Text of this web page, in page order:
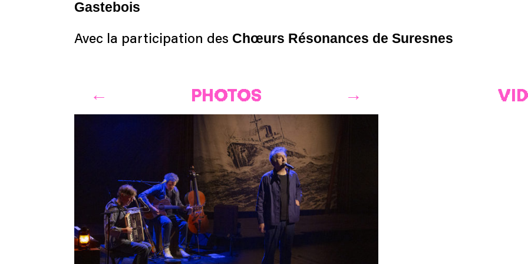
Gastebois
Avec la participation des Chœurs Résonances de Suresnes
PHOTOS